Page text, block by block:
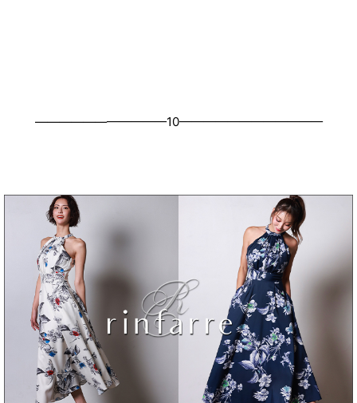
———————————10————————————